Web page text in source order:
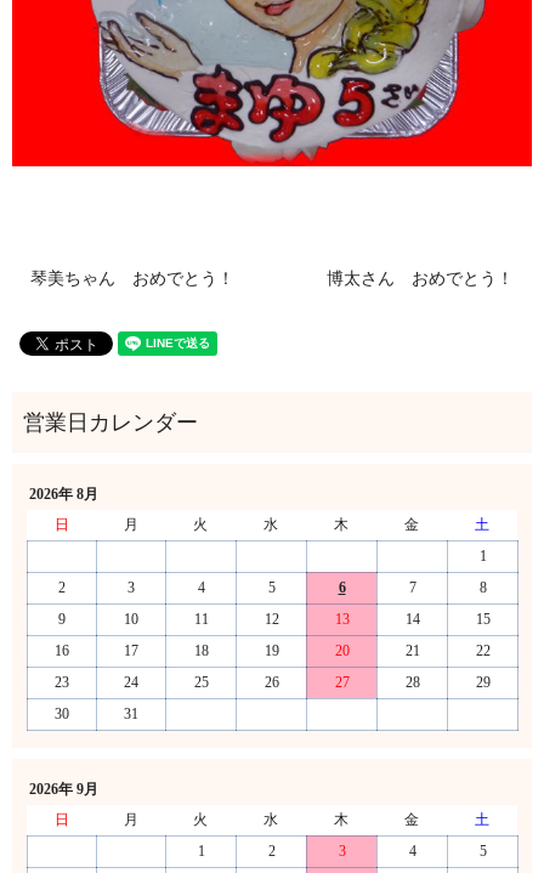
琴美ちゃん おめでとう！ 博太さん おめでとう！
2026年 8月
日
月 火 水 木 金
土
1
2
3 4 5 6 7
8
9
10 11 12 13 14
15
16
17 18 19 20 21
22
23
24 25 26 27 28
29
30
31
2026年 9月
日
月 火 水 木 金
土
1
2 3 4
5